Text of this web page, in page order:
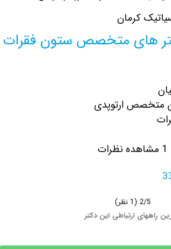
متخصص ستون فقرات
ارتوپدی
ارتباطی این دکتر